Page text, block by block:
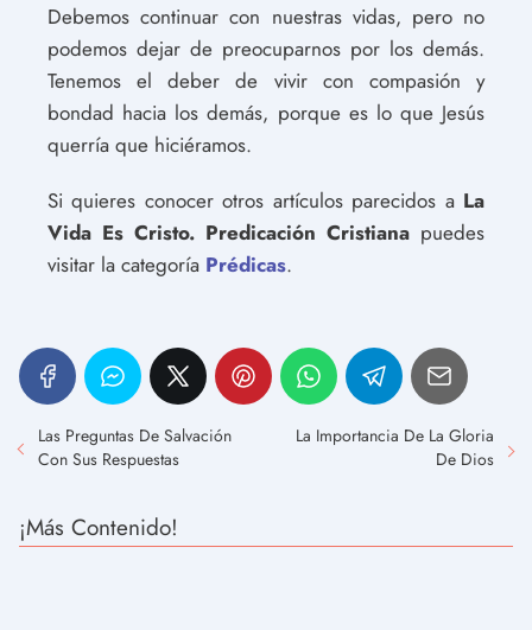
Debemos continuar con nuestras vidas, pero no
podemos dejar de preocuparnos por los demás.
Tenemos el deber de vivir con compasión y
bondad hacia los demás, porque es lo que Jesús
querría que hiciéramos.
Si quieres conocer otros artículos parecidos a La
Vida Es Cristo. Predicación Cristiana puedes
visitar la categoría Prédicas.
Las Preguntas De Salvación
Con Sus Respuestas
La Importancia De La Gloria
De Dios
¡Más Contenido!